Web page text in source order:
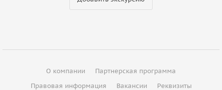
О компании
Партнерская программа
Правовая информация
Вакансии Реквизиты